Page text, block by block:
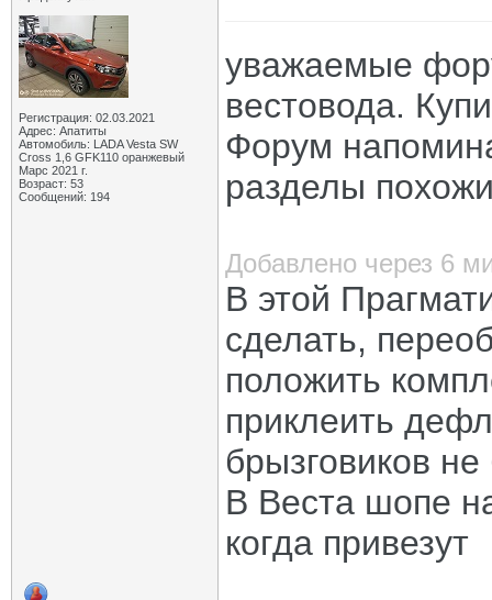
Регистрация: 02.03.2021
Адрес: Апатиты
Автомобиль: LADA Vesta SW
Cross 1,6 GFK110 оранжевый
Марс 2021 г.
Возраст: 53
Сообщений: 194
уважаемые
вестовода.
Форум
разделы
Добавлено через 6
В этой
сделать,
положить
приклеить
брызговиков
В Веста шопе
когда привезут